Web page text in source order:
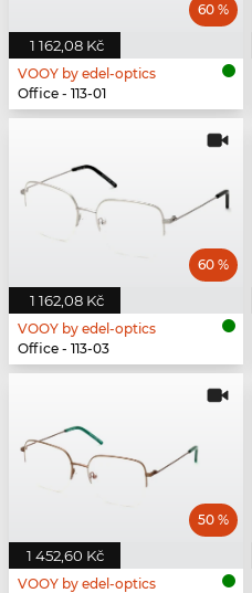
1 162,08 Kč
60 %
VOOY by edel-optics
Office - 113-01
1 162,08 Kč
60 %
VOOY by edel-optics
Office - 113-03
1 452,60 Kč
50 %
VOOY by edel-optics